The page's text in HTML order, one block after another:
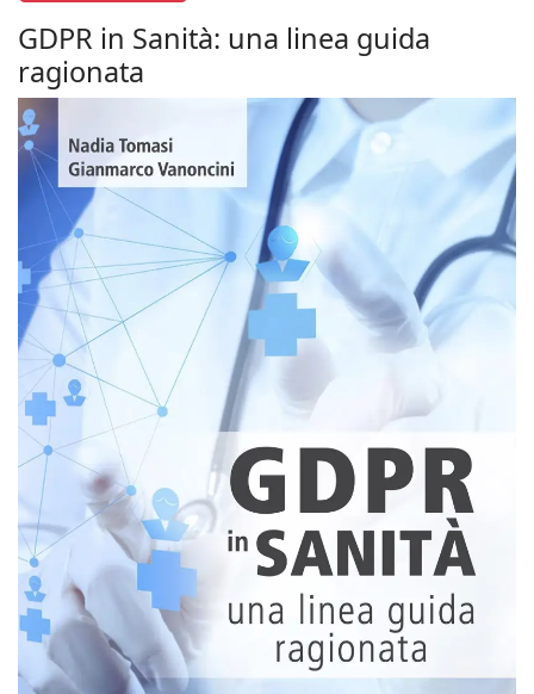
GDPR in Sanità: una linea guida
ragionata